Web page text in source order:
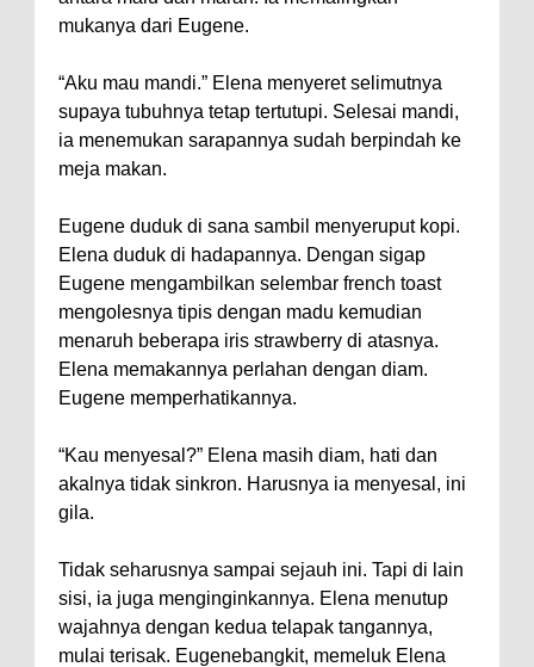
mukanya dari Eugene.
“Aku mau mandi.” Elena menyeret selimutnya
supaya tubuhnya tetap tertutupi. Selesai mandi,
ia menemukan sarapannya sudah berpindah ke
meja makan.
Eugene duduk di sana sambil menyeruput kopi.
Elena duduk di hadapannya. Dengan sigap
Eugene mengambilkan selembar french toast
mengolesnya tipis dengan madu kemudian
menaruh beberapa iris strawberry di atasnya.
Elena memakannya perlahan dengan diam.
Eugene memperhatikannya.
“Kau menyesal?” Elena masih diam, hati dan
akalnya tidak sinkron. Harusnya ia menyesal, ini
gila.
Tidak seharusnya sampai sejauh ini. Tapi di lain
sisi, ia juga menginginkannya. Elena menutup
wajahnya dengan kedua telapak tangannya,
mulai terisak. Eugenebangkit, memeluk Elena